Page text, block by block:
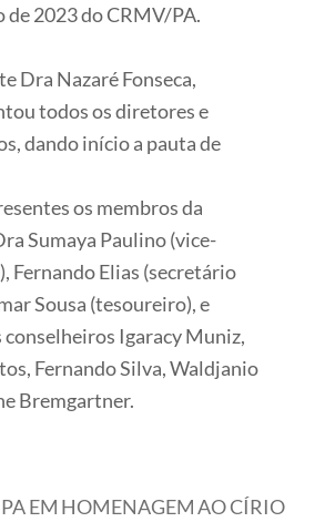
de 2023 do CRMV/PA.
Dra Nazaré Fonseca,
todos os diretores e
dando início a pauta de
os membros da
Sumaya Paulino (vice-
Fernando Elias (secretário
Sousa (tesoureiro), e
conselheiros Igaracy Muniz,
Fernando Silva, Waldjanio
Bremgartner.
EM HOMENAGEM AO CÍRIO